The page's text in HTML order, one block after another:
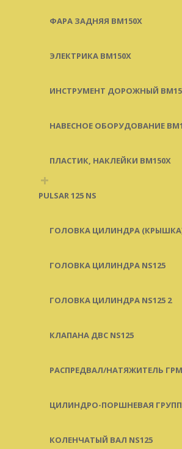
ФАРА ЗАДНЯЯ BM150X
ЭЛЕКТРИКА BM150X
ИНСТРУМЕНТ ДОРОЖНЫЙ
НАВЕСНОЕ ОБОРУДОВАНИЕ
ПЛАСТИК, НАКЛЕЙКИ BM150X
+
PULSAR 125 NS
ГОЛОВКА ЦИЛИНДРА (КРЫШКА)
ГОЛОВКА ЦИЛИНДРА NS125
ГОЛОВКА ЦИЛИНДРА NS125 2
КЛАПАНА ДВС NS125
РАСПРЕДВАЛ/НАТЯЖИТЕЛЬ ГРМ
ЦИЛИНДРО-ПОРШНЕВАЯ
КОЛЕНЧАТЫЙ ВАЛ NS125